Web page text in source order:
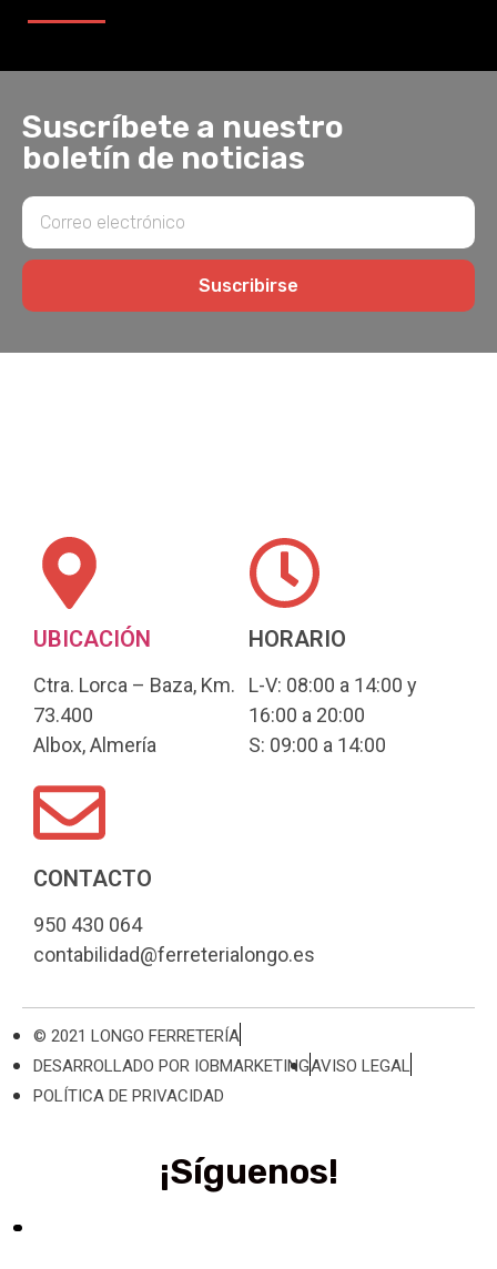
Suscríbete a nuestro
boletín de noticias
Suscribirse
UBICACIÓN
Ctra. Lorca – Baza, Km.
73.400
Albox, Almería
HORARIO
L-V: 08:00 a 14:00 y
16:00 a 20:00
S: 09:00 a 14:00
CONTACTO
950 430 064
contabilidad@ferreterialongo.es
© 2021 LONGO FERRETERÍA
DESARROLLADO POR IOBMARKETINGAVISO LEGAL
POLÍTICA DE PRIVACIDAD
¡Síguenos!